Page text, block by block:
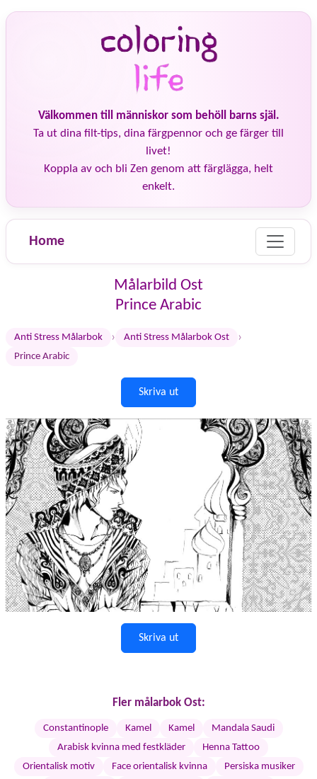
Välkommen till människor som behöll barns själ.
Ta ut dina filt-tips, dina färgpennor och ge färger till
livet!
Koppla av och bli Zen genom att färglägga, helt
enkelt.
Home
Målarbild Ost
Prince Arabic
Anti Stress Målarbok › Anti Stress Målarbok Ost ›
Prince Arabic
Skriva ut
Skriva ut
Fler målarbok Ost:
Constantinople Kamel Kamel
Mandala Saudi
Arabisk kvinna med festkläder
Henna Tattoo
Orientalisk motiv
Face orientalisk kvinna
Persiska musiker